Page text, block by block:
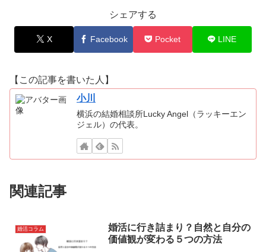
シェアする
X Facebook Pocket LINE
【この記事を書いた人】
小川
横浜の結婚相談所Lucky Angel（ラッキーエン
ジェル）の代表。
関連記事
婚活コラム
婚活に行き詰まり？自然と自分の
価値観が変わる５つの方法